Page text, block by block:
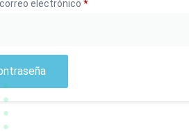
electrónico *